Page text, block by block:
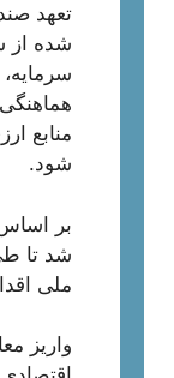
شده از
منابع
شود.
بر
ملی